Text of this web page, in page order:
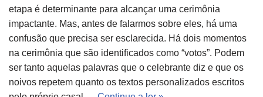
etapa é determinante para alcançar uma cerimônia
impactante. Mas, antes de falarmos sobre eles, há uma
confusão que precisa ser esclarecida. Há dois momentos
na cerimônia que são identificados como “votos”. Podem
ser tanto aquelas palavras que o celebrante diz e que os
noivos repetem quanto os textos personalizados escritos